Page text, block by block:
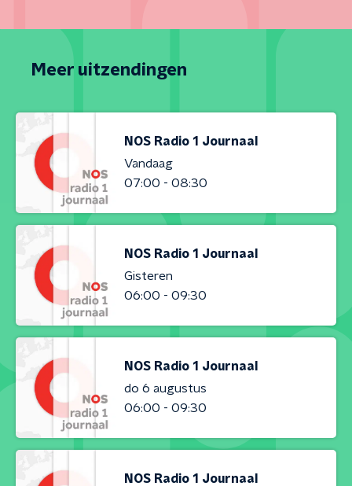
Meer uitzendingen
NOS Radio 1 Journaal
Vandaag
07:00 - 08:30
NOS Radio 1 Journaal
Gisteren
06:00 - 09:30
NOS Radio 1 Journaal
do 6 augustus
06:00 - 09:30
NOS Radio 1 Journaal